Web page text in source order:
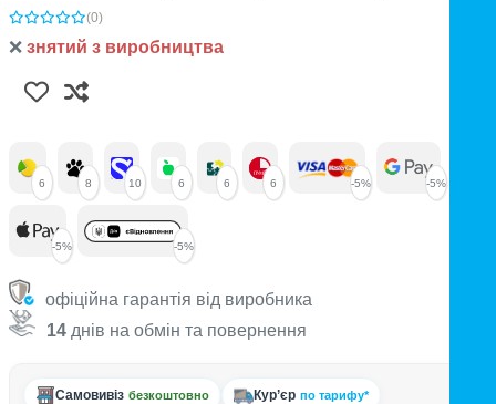
(0)
❌ знятий з виробництва
6 8 10 6 6 6 -5% -5%
-5% -5%
офіційна гарантія від виробника
14 днів на обмін та повернення
Самовивіз безкоштовно Кур’єр по тарифу*